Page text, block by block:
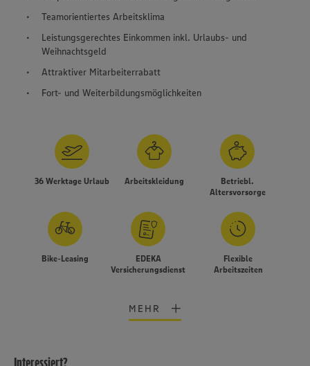
Teamorientiertes Arbeitsklima
Leistungsgerechtes Einkommen inkl. Urlaubs- und
Weihnachtsgeld
Attraktiver Mitarbeiterrabatt
Fort- und Weiterbildungsmöglichkeiten
36 Werktage Urlaub Arbeitskleidung
Betriebl.
Altersvorsorge
Bike-Leasing
EDEKA
Versicherungsdienst
Flexible
Arbeitszeiten
MEHR
Interessiert?